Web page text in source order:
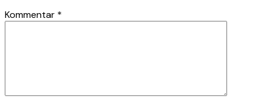
Kommentar *